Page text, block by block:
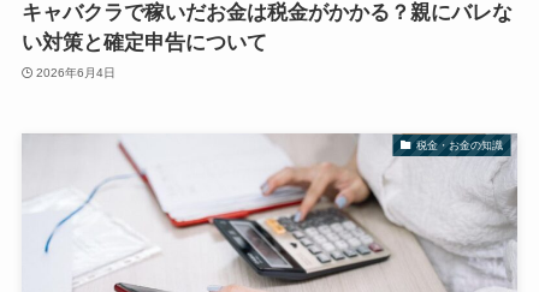
キャバクラで稼いだお金は税金がかかる？親にバレな
い対策と確定申告について
2026年6月4日
税金・お金の知識